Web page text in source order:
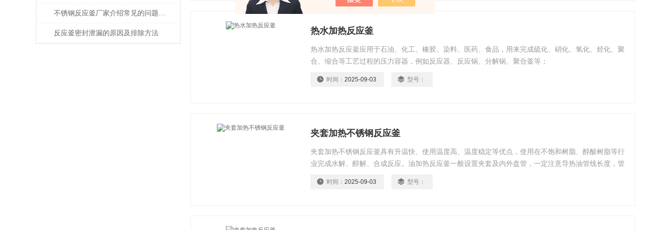
不锈钢反应釜厂家介绍常见的问题以及解决方法
反应釜密封泄漏的原因及排除方法 热水加热反应釜
热水加热反应釜应用于石油、化工、橡胶、染料、医药、食品，用来完成硫化、硝化、氢化、烃化、聚
合、缩合等工艺过程的压力容器，例如反应器、反应锅、分解锅、聚合釜等；
时间： 2025-09-03 型号：
夹套加热不锈钢反应釜
夹套加热不锈钢反应釜具有升温快、使用温度高、温度稳定等优点，使用在不饱和树脂、醇酸树脂等行
业完成水解、醇解、合成反应。油加热反应釜一般设置夹套及内外盘管，一定注意导热油管线长度，管
时间： 2025-09-03 型号：